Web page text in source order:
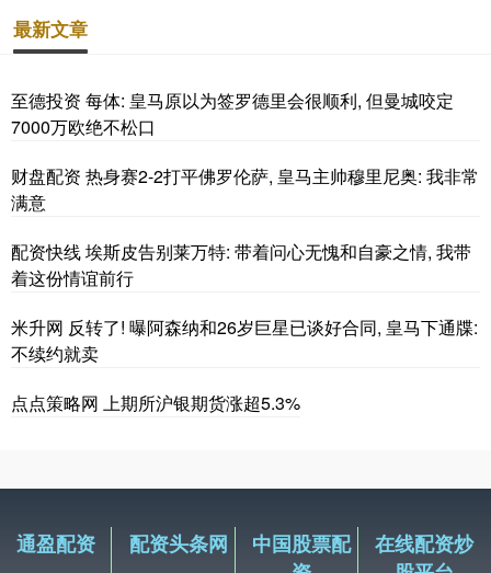
最新文章
至德投资 每体: 皇马原以为签罗德里会很顺利, 但曼城咬定
7000万欧绝不松口
财盘配资 热身赛2-2打平佛罗伦萨, 皇马主帅穆里尼奥: 我非常
满意
配资快线 埃斯皮告别莱万特: 带着问心无愧和自豪之情, 我带
着这份情谊前行
米升网 反转了! 曝阿森纳和26岁巨星已谈好合同, 皇马下通牒:
不续约就卖
点点策略网 上期所沪银期货涨超5.3%
通盈配资 配资头条网
中国股票配
在线配资炒